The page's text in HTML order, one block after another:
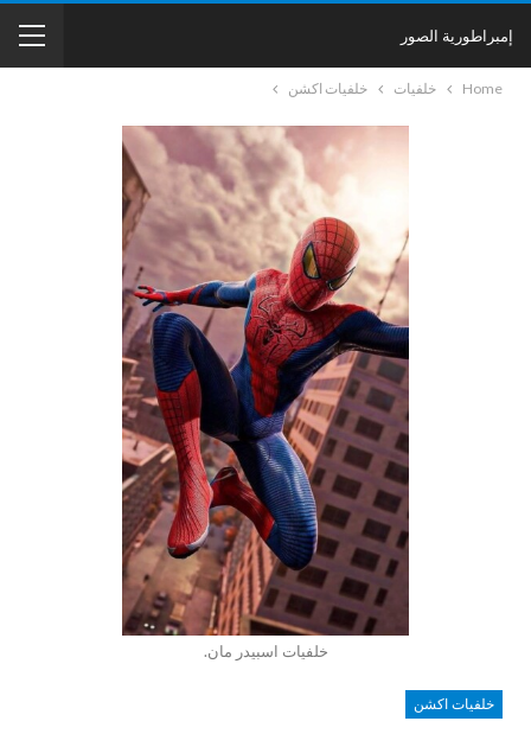
إمبراطورية الصور
Home خلفيات خلفيات اكشن
خلفيات اسبيدر مان.
خلفيات اكشن